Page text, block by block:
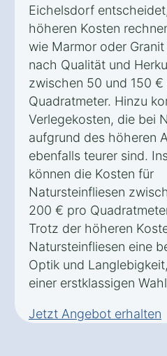
Eichelsdorf
höheren Kosten
wie Marmor oder
nach Qualität und
zwischen 50 und 150 €
Quadratmeter. Hinzu
Verlegekosten, die bei
aufgrund des höheren
ebenfalls teurer sind.
können die Kosten für
Natursteinfliesen
200 € pro
Trotz der höheren
Natursteinfliesen eine
Optik und
einer erstklassigen
Jetzt Angebot erhalten